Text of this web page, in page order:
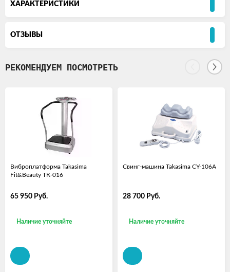
ХАРАКТЕРИСТИКИ
ОТЗЫВЫ
РЕКОМЕНДУЕМ ПОСМОТРЕТЬ
Виброплатформа Takasima
Fit&Beauty ТК-016
65 950 Руб.
Наличие уточняйте
Свинг-машина Takasima CY-106А
28 700 Руб.
Наличие уточняйте